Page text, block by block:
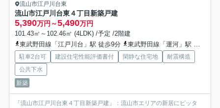
流山市江戸川台東
流山市江戸川台東４丁目新築戸建
5,390万円～5,490万円
101.43㎡～102.46㎡ (4LDK) /予定 /2階建
東武野田線「江戸川台」駅 徒歩9分
東武野田線「運河」駅 徒歩22分
駐車2台可 建設住宅性能評価書付 閑静な住宅地
耐震構造
公共下水
新築
「流山市江戸川台東４丁目新築戸建」：流山市エリアの新居にピッタ